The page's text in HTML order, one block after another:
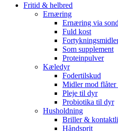
Fritid & helbred
Ernæring
Ernæring via
Fuld kost
Som supplement
Proteinpulver
Kæledyr
Fodertilskud
Midler mod
Pleje til dyr
Probiotika til dyr
Husholdning
Briller &
Håndsprit